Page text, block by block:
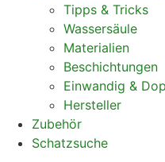
Tipps & Tricks
Wassersäule
Materialien
Beschichtungen
Einwandig &
Hersteller
Zubehör
Schatzsuche